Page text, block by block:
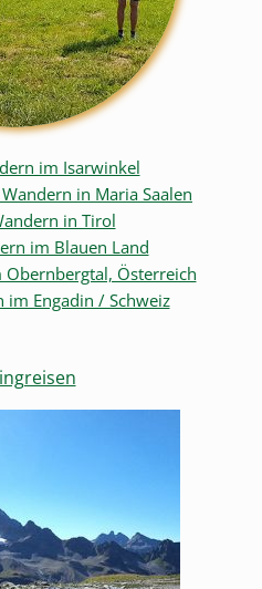
im Isarwinkel
in Maria Saalen
in Tirol
im Blauen Land
Obernbergtal, Österreich
im Engadin / Schweiz